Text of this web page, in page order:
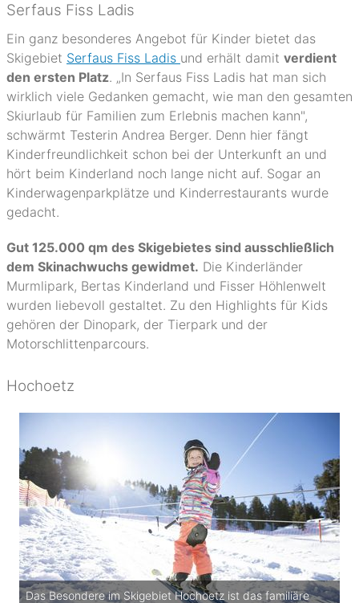
Serfaus Fiss Ladis
Ein ganz besonderes Angebot für Kinder bietet das
Skigebiet Serfaus Fiss Ladis und erhält damit verdient
den ersten Platz. „In Serfaus Fiss Ladis hat man sich
wirklich viele Gedanken gemacht, wie man den gesamten
Skiurlaub für Familien zum Erlebnis machen kann",
schwärmt Testerin Andrea Berger. Denn hier fängt
Kinderfreundlichkeit schon bei der Unterkunft an und
hört beim Kinderland noch lange nicht auf. Sogar an
Kinderwagenparkplätze und Kinderrestaurants wurde
gedacht.
Gut 125.000 qm des Skigebietes sind ausschließlich
dem Skinachwuchs gewidmet. Die Kinderländer
Murmlipark, Bertas Kinderland und Fisser Höhlenwelt
wurden liebevoll gestaltet. Zu den Highlights für Kids
gehören der Dinopark, der Tierpark und der
Motorschlittenparcours.
Hochoetz
Das Besondere im Skigebiet Hochoetz ist das familiäre